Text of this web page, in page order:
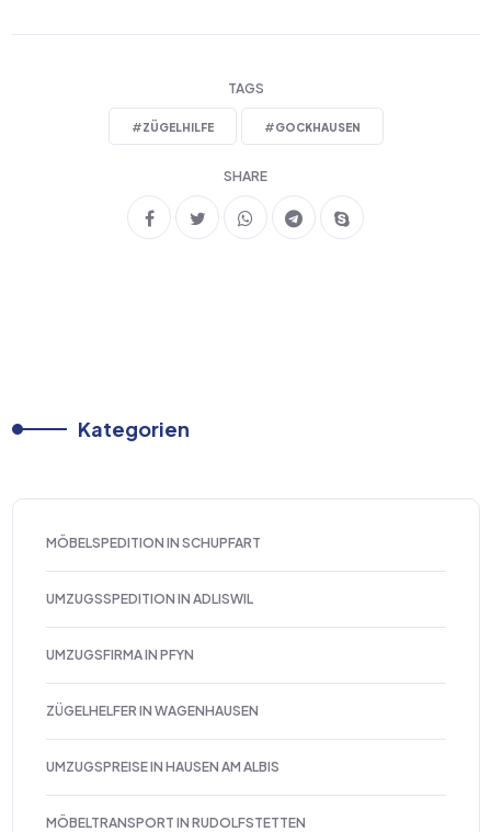
TAGS
#ZÜGELHILFE #GOCKHAUSEN
SHARE
Kategorien
MÖBELSPEDITION IN SCHUPFART
UMZUGSSPEDITION IN ADLISWIL
UMZUGSFIRMA IN PFYN
ZÜGELHELFER IN WAGENHAUSEN
UMZUGSPREISE IN HAUSEN AM ALBIS
MÖBELTRANSPORT IN RUDOLFSTETTEN